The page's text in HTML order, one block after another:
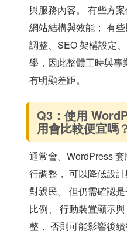
與服務內容。 有些方
網站結構與效能； 有
調整、SEO 架構設定
學，因此整體工時與專
有明顯差距。
Q3：使用
用會比較便宜嗎
通常會。WordPress
行調整， 可以降低設
對親民。 但仍需確認
比例、 行動裝置顯示
整， 否則可能影響後續